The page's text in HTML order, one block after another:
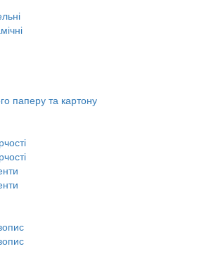
паперу та картону